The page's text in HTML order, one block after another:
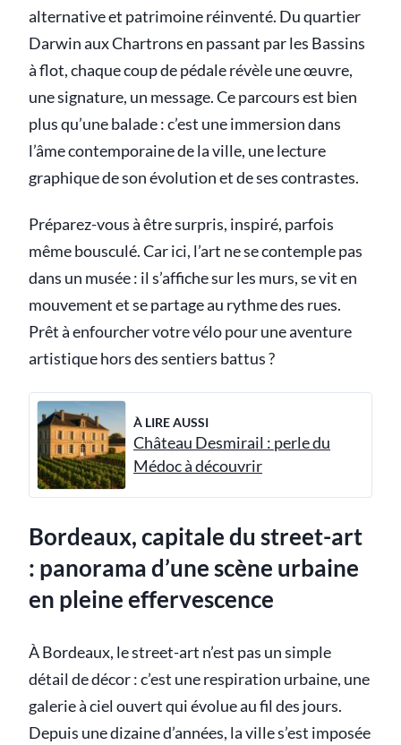
alternative et patrimoine réinventé. Du quartier
Darwin aux Chartrons en passant par les Bassins
à flot, chaque coup de pédale révèle une œuvre,
une signature, un message. Ce parcours est bien
plus qu’une balade : c’est une immersion dans
l’âme contemporaine de la ville, une lecture
graphique de son évolution et de ses contrastes.
Préparez-vous à être surpris, inspiré, parfois
même bousculé. Car ici, l’art ne se contemple pas
dans un musée : il s’affiche sur les murs, se vit en
mouvement et se partage au rythme des rues.
Prêt à enfourcher votre vélo pour une aventure
artistique hors des sentiers battus ?
À LIRE AUSSI
Château Desmirail : perle du
Médoc à découvrir
Bordeaux, capitale du street-art
: panorama d’une scène urbaine
en pleine effervescence
À Bordeaux, le street-art n’est pas un simple
détail de décor : c’est une respiration urbaine, une
galerie à ciel ouvert qui évolue au fil des jours.
Depuis une dizaine d’années, la ville s’est imposée